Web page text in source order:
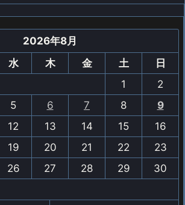
2026年8月
水 木 金 土
日
1
2
5 6 7 8
9
12 13 14 15
16
19 20 21 22
23
26 27 28 29
30